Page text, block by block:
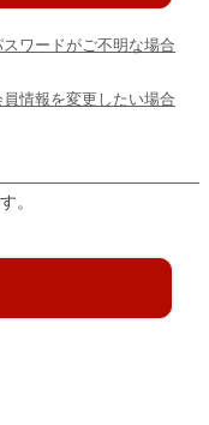
スワードがご不明な場合
情報を変更したい場合
。